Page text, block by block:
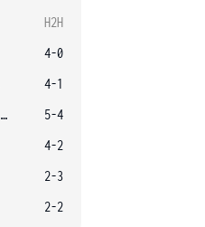
H2H
4-0
4-1
Alexandrova E.
5-4
4-2
2-3
2-2